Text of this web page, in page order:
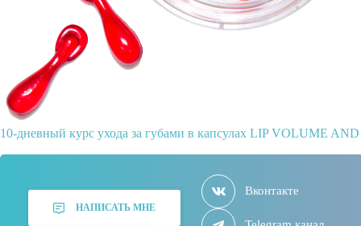
10-дневный курс ухода за губами в капсулах LIP VOLUME
НАПИСАТЬ МНЕ
Вконтакте